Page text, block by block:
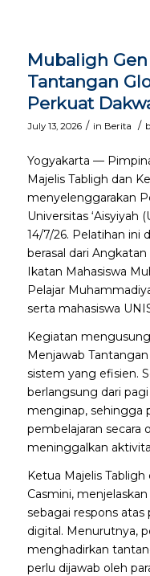
Mubaligh
Tantangan
Perkuat
July 13, 2026 / in Berita /
Yogyakarta —
Majelis Tabligh dan
menyelenggarakan
Universitas ‘Aisyiyah
14/7/26. Pelatihan ini
berasal dari
Ikatan Mahasiswa
Pelajar
serta mahasiswa
Kegiatan
Menjawab
sistem yang efisien.
berlangsung dari
menginap, sehingga
pembelajaran secara
meninggalkan
Ketua Majelis Tabligh
Casmini,
sebagai respons atas
digital. Menurutnya,
menghadirkan
perlu dijawab oleh